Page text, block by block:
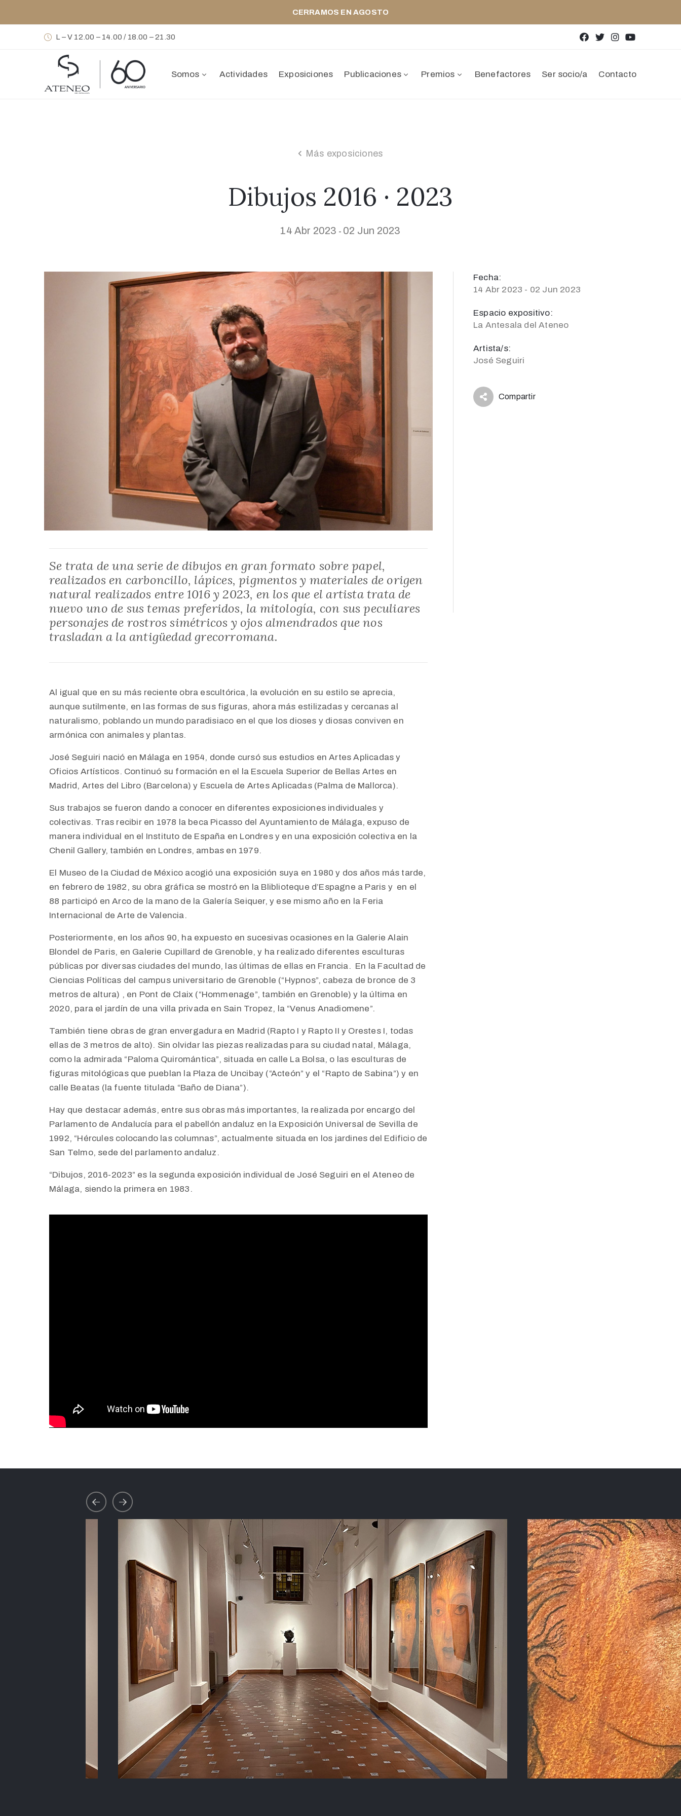
CERRAMOS EN AGOSTO
L – V 12.00 – 14.00 / 18.00 – 21.30
Somos Actividades Exposiciones Publicaciones Premios Benefactores Ser socio/a Contacto
Más exposiciones
Dibujos 2016 · 2023
14 Abr 2023 - 02 Jun 2023
Se trata de una serie de dibujos en gran formato sobre papel,
realizados en carboncillo, lápices, pigmentos y materiales de origen
natural realizados entre 1016 y 2023, en los que el artista trata de
nuevo uno de sus temas preferidos, la mitología, con sus peculiares
personajes de rostros simétricos y ojos almendrados que nos
trasladan a la antigüedad grecorromana.
Al igual que en su más reciente obra escultórica, la evolución en su estilo se aprecia,
aunque sutilmente, en las formas de sus figuras, ahora más estilizadas y cercanas al
naturalismo, poblando un mundo paradisiaco en el que los dioses y diosas conviven en
armónica con animales y plantas.
José Seguiri nació en Málaga en 1954, donde cursó sus estudios en Artes Aplicadas y
Oficios Artísticos. Continuó su formación en el la Escuela Superior de Bellas Artes en
Madrid, Artes del Libro (Barcelona) y Escuela de Artes Aplicadas (Palma de Mallorca).
Sus trabajos se fueron dando a conocer en diferentes exposiciones individuales y
colectivas. Tras recibir en 1978 la beca Picasso del Ayuntamiento de Málaga, expuso de
manera individual en el Instituto de España en Londres y en una exposición colectiva en la
Chenil Gallery, también en Londres, ambas en 1979.
El Museo de la Ciudad de México acogió una exposición suya en 1980 y dos años más tarde,
en febrero de 1982, su obra gráfica se mostró en la Bliblioteque d’Espagne a Paris y en el
88 participó en Arco de la mano de la Galería Seiquer, y ese mismo año en la Feria
Internacional de Arte de Valencia.
Posteriormente, en los años 90, ha expuesto en sucesivas ocasiones en la Galerie Alain
Blondel de Paris, en Galerie Cupillard de Grenoble, y ha realizado diferentes esculturas
públicas por diversas ciudades del mundo, las últimas de ellas en Francia. En la Facultad de
Ciencias Políticas del campus universitario de Grenoble (“Hypnos”, cabeza de bronce de 3
metros de altura) , en Pont de Claix (“Hommenage”, también en Grenoble) y la última en
2020, para el jardín de una villa privada en Sain Tropez, la “Venus Anadiomene”.
También tiene obras de gran envergadura en Madrid (Rapto I y Rapto II y Orestes I, todas
ellas de 3 metros de alto). Sin olvidar las piezas realizadas para su ciudad natal, Málaga,
como la admirada “Paloma Quiromántica”, situada en calle La Bolsa, o las esculturas de
figuras mitológicas que pueblan la Plaza de Uncibay (“Acteón” y el “Rapto de Sabina”) y en
calle Beatas (la fuente titulada “Baño de Diana”).
Hay que destacar además, entre sus obras más importantes, la realizada por encargo del
Parlamento de Andalucía para el pabellón andaluz en la Exposición Universal de Sevilla de
1992, “Hércules colocando las columnas”, actualmente situada en los jardines del Edificio de
San Telmo, sede del parlamento andaluz.
“Dibujos, 2016-2023” es la segunda exposición individual de José Seguiri en el Ateneo de
Málaga, siendo la primera en 1983.
Fecha:
14 Abr 2023 - 02 Jun 2023
Espacio expositivo:
La Antesala del Ateneo
Artista/s:
José Seguiri
Compartir